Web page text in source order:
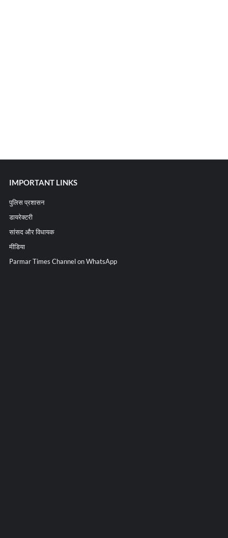
IMPORTANT LINKS
पुलिस प्रशासन
डायरेक्टरी
सांसद और विधायक
मीडिया
Parmar Times Channel on WhatsApp